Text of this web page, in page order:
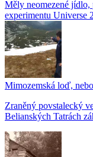
Měly neomezené
experimentu Universe
Mimozemská loď,
Zraněný povstalecký
Belianských Tatrách